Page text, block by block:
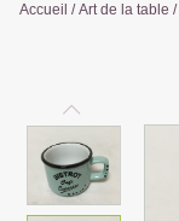
Accueil /Art de la table /